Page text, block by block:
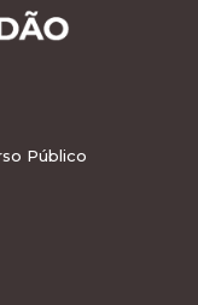
Público